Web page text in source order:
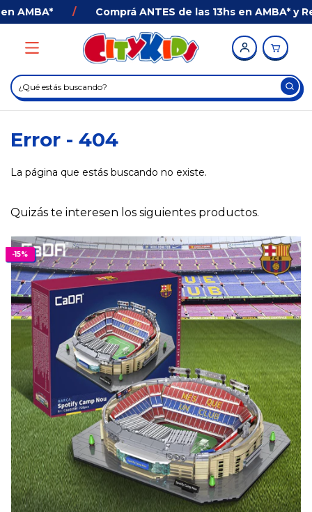
Comprá ANTES de las 13hs en AMBA* y
Error - 404
La página que estás buscando no existe.
Quizás te interesen los siguientes productos.
-15%